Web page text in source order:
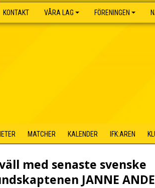
KONTAKT VÅRA LAG FÖRENINGEN
MATCHER KALENDER IFK:AREN
med senaste svenske
JANNE